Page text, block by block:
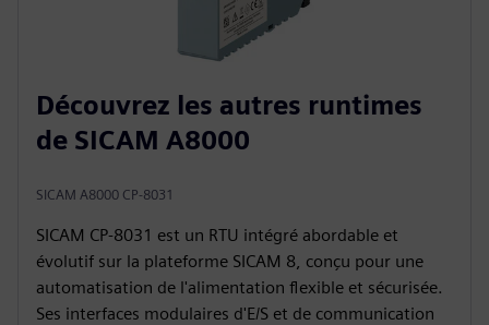
Découvrez les autres runtimes
de SICAM A8000
SICAM A8000 CP-8031
SICAM CP‑8031 est un RTU intégré abordable et
évolutif sur la plateforme SICAM 8, conçu pour une
automatisation de l'alimentation flexible et sécurisée.
Ses interfaces modulaires d'E/S et de communication